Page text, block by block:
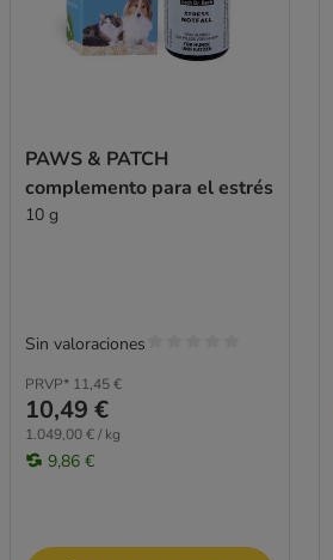
PAWS & PATCH
complemento para el estrés
10 g
PRVP* 11,45 €
10,49 €
1.049,00 € / kg
9,86 €
Sin valoraciones